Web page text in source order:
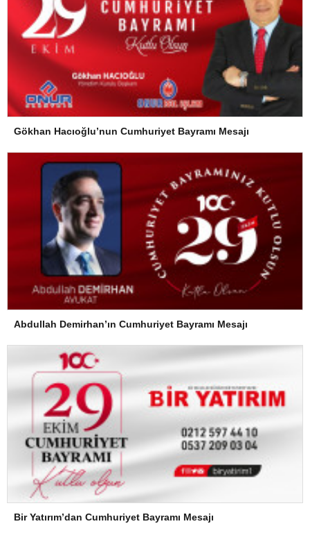
Gökhan Hacıoğlu’nun Cumhuriyet Bayramı Mesajı
Abdullah Demirhan’ın Cumhuriyet Bayramı Mesajı
Bir Yatırım’dan Cumhuriyet Bayramı Mesajı